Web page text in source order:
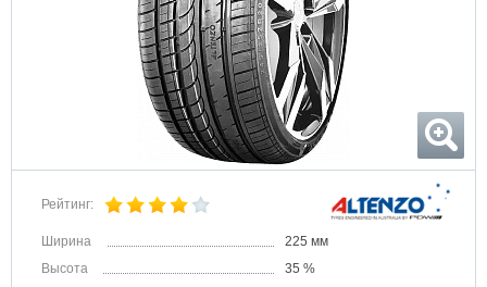
Рейтинг:
Ширина
225 мм
Высота
35 %